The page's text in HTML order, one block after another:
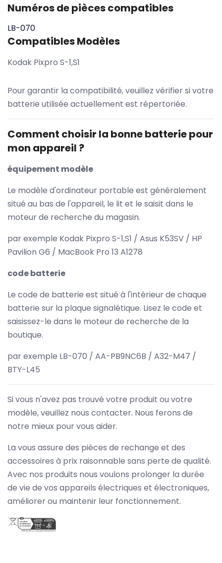
Numéros de pièces compatibles
LB-070
Compatibles Modèles
Kodak Pixpro S-1,S1
Pour garantir la compatibilité, veuillez vérifier si votre
batterie utilisée actuellement est répertoriée.
Comment choisir la bonne batterie pour
mon appareil ?
équipement modèle
Le modèle d'ordinateur portable est généralement
situé au bas de l'appareil, le lit et le saisit dans le
moteur de recherche du magasin.
par exemple Kodak Pixpro S-1,S1 / Asus K53SV / HP
Pavilion G6 / MacBook Pro 13 A1278
code batterie
Le code de batterie est situé à l'intérieur de chaque
batterie sur la plaque signalétique. Lisez le code et
saisissez-le dans le moteur de recherche de la
boutique.
par exemple LB-070 / AA-PB9NC6B / A32-M47 /
BTY-L45
Si vous n'avez pas trouvé votre produit ou votre
modèle, veuillez nous contacter. Nous ferons de
notre mieux pour vous aider.
La vous assure des pièces de rechange et des
accessoires à prix raisonnable sans perte de qualité.
Avec nos produits nous voulons prolonger la durée
de vie de vos appareils électriques et électroniques,
améliorer ou maintenir leur fonctionnement.